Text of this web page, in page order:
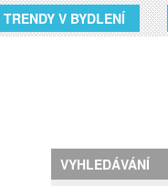
TRENDY V BYDLENÍ
VYHLEDÁVÁNÍ